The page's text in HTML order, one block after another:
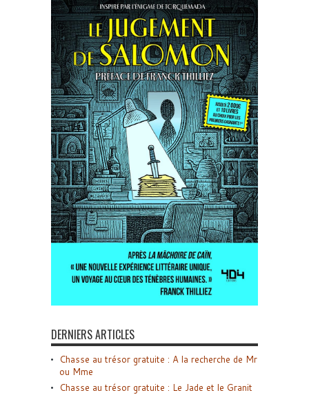
DERNIERS ARTICLES
Chasse au trésor gratuite : A la recherche de Mr
ou Mme
Chasse au trésor gratuite : Le Jade et le Granit